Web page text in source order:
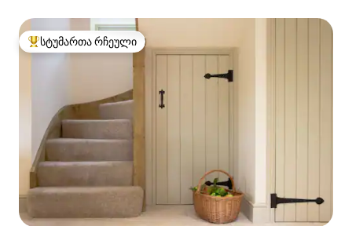
სტუმართა რჩეული მოწინავე ვარიანტი
სტუმართა რჩეული